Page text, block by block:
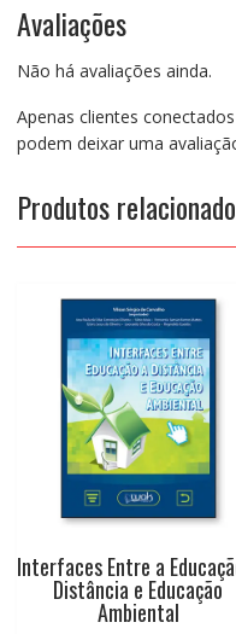
Avaliações
Não há avaliações ainda.
Apenas clientes
podem deixar uma
Produtos
Interfaces Entre a
Distância e Educação
Ambiental